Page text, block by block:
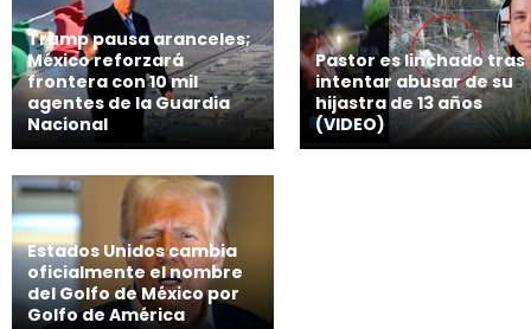
Trump pausa aranceles;
México reforzará
frontera con 10 mil
agentes de la Guardia
Nacional
Pastor es linchado tras
intentar abusar de su
hijastra de 13 años
(VIDEO)
Estados Unidos cambia
oficialmente el nombre
del Golfo de México por
Golfo de América